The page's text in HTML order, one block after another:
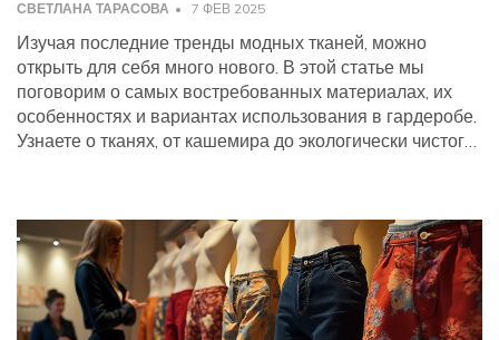
СВЕТЛАНА ТАРАСОВА 7 ФЕВ 2025
Изучая последние тренды модных тканей, можно
открыть для себя много нового. В этой статье мы
поговорим о самых востребованных материалах, их
особенностях и вариантах использования в гардеробе.
Узнаете о тканях, от кашемира до экологически чистого
стильными и практичными!